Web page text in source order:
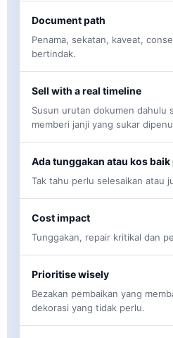
Document path
Penama, sekatan, kaveat,
bertindak.
Sell with a real timeline
Susun urutan dokumen dahulu
memberi janji yang sukar
Ada tunggakan atau kos baik
Tak tahu perlu selesaikan atau
Cost impact
Tunggakan, repair kritikal dan
Prioritise wisely
Bezakan pembaikan yang
dekorasi yang tidak perlu.